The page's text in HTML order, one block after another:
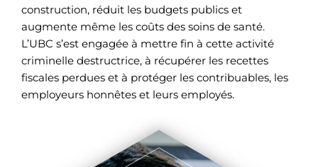
construction, réduit les budgets publics et
augmente même les coûts des soins de santé.
L’UBC s’est engagée à mettre fin à cette activité
criminelle destructrice, à récupérer les recettes
fiscales perdues et à protéger les contribuables, les
employeurs honnêtes et leurs employés.